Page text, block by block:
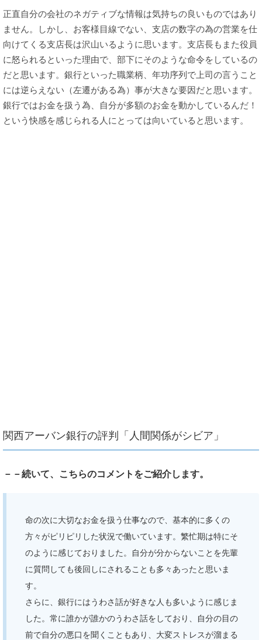
正直自分の会社のネガティブな情報は気持ちの良いものではあり
ません。しかし、お客様目線でない、支店の数字の為の営業を仕
向けてくる支店長は沢山いるように思います。支店長もまた役員
に怒られるといった理由で、部下にそのような命令をしているの
だと思います。銀行といった職業柄、年功序列で上司の言うこと
には逆らえない（左遷がある為）事が大きな要因だと思います。
銀行ではお金を扱う為、自分が多額のお金を動かしているんだ！
という快感を感じられる人にとっては向いていると思います。
関西アーバン銀行の評判「人間関係がシビア」
－－続いて、こちらのコメントをご紹介します。
命の次に大切なお金を扱う仕事なので、基本的に多くの
方々がピリピリした状況で働いています。繁忙期は特にそ
のように感じておりました。自分が分からないことを先輩
に質問しても後回しにされることも多々あったと思いま
す。
さらに、銀行にはうわさ話が好きな人も多いように感じま
した。常に誰かが誰かのうわさ話をしており、自分の目の
前で自分の悪口を聞くこともあり、大変ストレスが溜まる